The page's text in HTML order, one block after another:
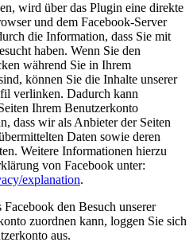
wird über das Plugin eine direkte
und dem Facebook-Server
die Information, dass Sie mit
haben. Wenn Sie den
während Sie in Ihrem
können Sie die Inhalte unserer
verlinken. Dadurch kann
Ihrem Benutzerkonto
dass wir als Anbieter der Seiten
Daten sowie deren
Weitere Informationen hierzu
von Facebook unter:
explanation.
den Besuch unserer
zuordnen kann, loggen Sie sich
aus.